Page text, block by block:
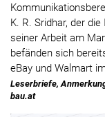
K. R. Sridhar, der
seiner Arbeit am
befänden sich
eBay und Walmart
Leserbriefe,
bau.at